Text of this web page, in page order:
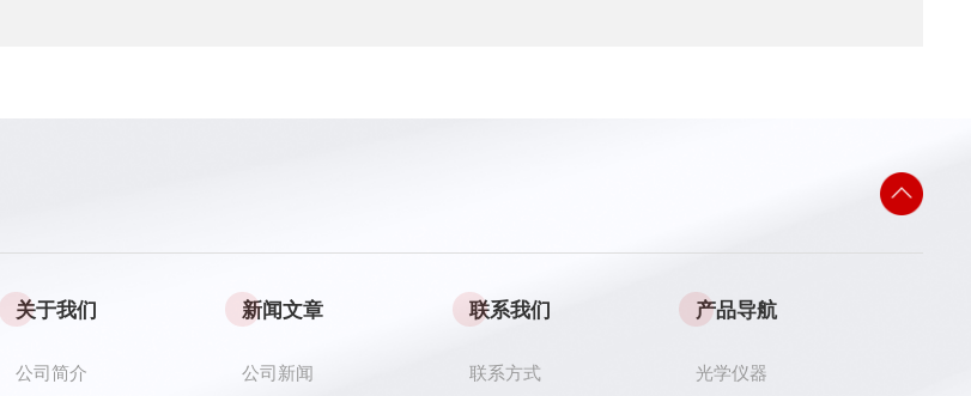
关于我们
公司简介
新闻文章
公司新闻
联系我们
联系方式
产品导航
光学仪器